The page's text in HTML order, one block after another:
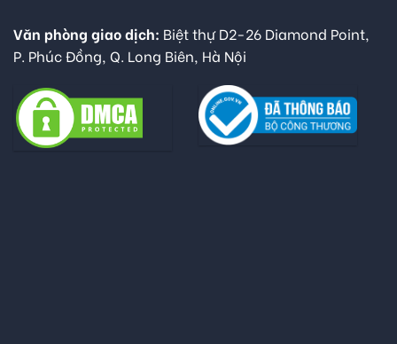
Văn phòng giao dịch: Biệt thự D2-26 Diamond Point,
P. Phúc Đồng, Q. Long Biên, Hà Nội